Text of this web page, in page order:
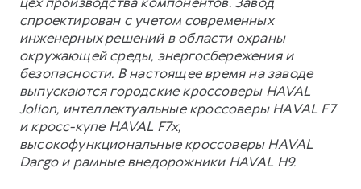
спроектирован с учетом современных
инженерных решений в области охраны
окружающей среды, энергосбережения и
безопасности. В настоящее время на заводе
выпускаются городские кроссоверы HAVAL
Jolion, интеллектуальные кроссоверы HAVAL F7
и кросс-купе HAVAL F7x,
высокофункциональные кроссоверы HAVAL
Dargo и рамные внедорожники HAVAL H9.